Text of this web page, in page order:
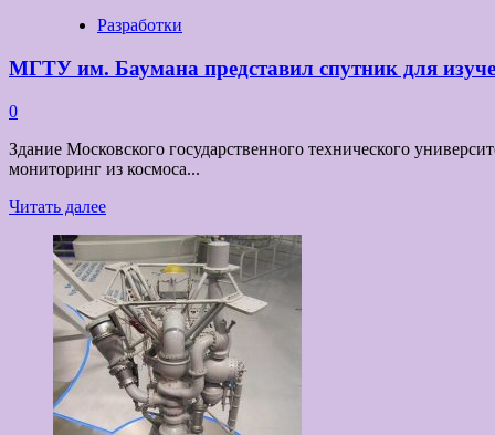
Разработки
МГТУ им. Баумана представил спутник для
0
Здание Московского государственного технического
мониторинг из космоса...
Читать далееПрочитать
о
МГТУ
им.
Баумана
представил
спутник
для
изучения
космической
погоды